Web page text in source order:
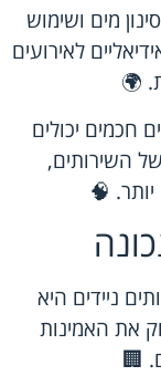
מים ושימוש
לאירועים
🌍
חכמים יכולים
השירותים,
🧠
ניידים היא
את האמינות
🏢